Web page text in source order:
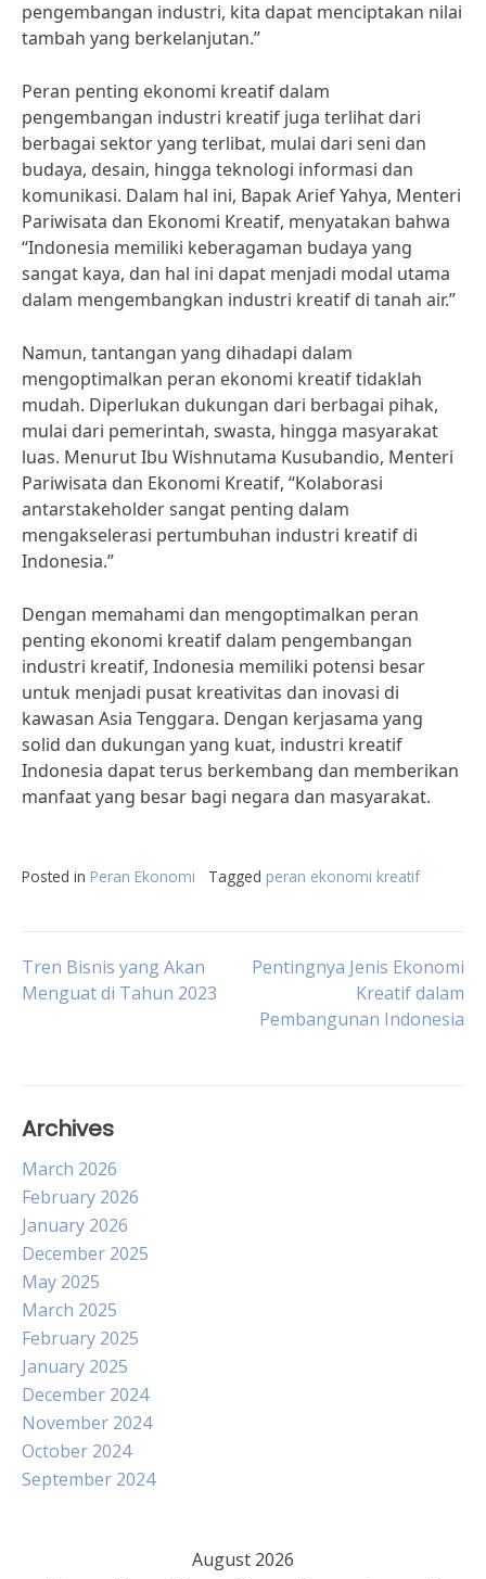
pengembangan industri, kita dapat menciptakan nilai
tambah yang berkelanjutan.”
Peran penting ekonomi kreatif dalam
pengembangan industri kreatif juga terlihat dari
berbagai sektor yang terlibat, mulai dari seni dan
budaya, desain, hingga teknologi informasi dan
komunikasi. Dalam hal ini, Bapak Arief Yahya, Menteri
Pariwisata dan Ekonomi Kreatif, menyatakan bahwa
“Indonesia memiliki keberagaman budaya yang
sangat kaya, dan hal ini dapat menjadi modal utama
dalam mengembangkan industri kreatif di tanah air.”
Namun, tantangan yang dihadapi dalam
mengoptimalkan peran ekonomi kreatif tidaklah
mudah. Diperlukan dukungan dari berbagai pihak,
mulai dari pemerintah, swasta, hingga masyarakat
luas. Menurut Ibu Wishnutama Kusubandio, Menteri
Pariwisata dan Ekonomi Kreatif, “Kolaborasi
antarstakeholder sangat penting dalam
mengakselerasi pertumbuhan industri kreatif di
Indonesia.”
Dengan memahami dan mengoptimalkan peran
penting ekonomi kreatif dalam pengembangan
industri kreatif, Indonesia memiliki potensi besar
untuk menjadi pusat kreativitas dan inovasi di
kawasan Asia Tenggara. Dengan kerjasama yang
solid dan dukungan yang kuat, industri kreatif
Indonesia dapat terus berkembang dan memberikan
manfaat yang besar bagi negara dan masyarakat.
Posted in Peran Ekonomi Tagged peran ekonomi kreatif
Post
Tren Bisnis yang Akan
Menguat di Tahun 2023
Pentingnya Jenis Ekonomi
Kreatif dalam
Pembangunan Indonesia
Archives
March 2026
February 2026
January 2026
December 2025
May 2025
March 2025
February 2025
January 2025
December 2024
November 2024
October 2024
September 2024
August 2026